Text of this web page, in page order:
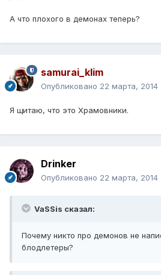
А что плохого в демонах теперь?
samurai_klim
Опубликовано 22 марта, 2014
Я щитаю, что это Храмовники.
Drinker
Опубликовано 22 марта, 2014
VaSSis сказал:
Почему никто про демонов не
блодлетеры?